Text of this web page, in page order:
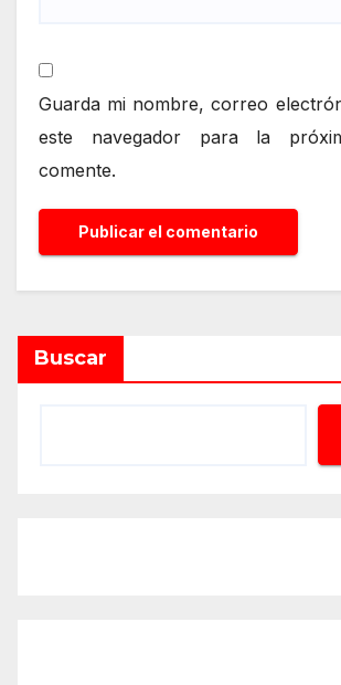
Guarda mi nombre, correo
este navegador para la
comente.
Alternative:
Buscar